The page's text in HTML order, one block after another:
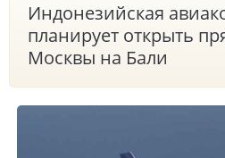
Индонезийская
планирует открыть
Москвы на Бали